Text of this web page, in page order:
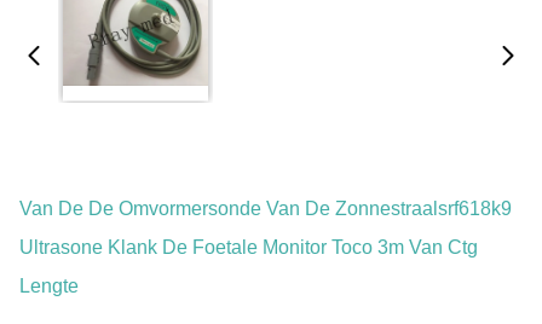
Van De De Omvormersonde Van De Zonnestraalsrf618k9
Ultrasone Klank De Foetale Monitor Toco 3m Van Ctg
Lengte